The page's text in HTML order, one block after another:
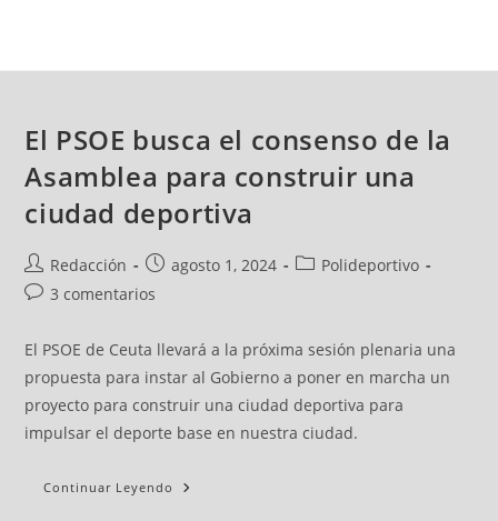
El PSOE busca el consenso de la
Asamblea para construir una
ciudad deportiva
Redacción agosto 1, 2024
Polideportivo
3 comentarios
El PSOE de Ceuta llevará a la próxima sesión plenaria una
propuesta para instar al Gobierno a poner en marcha un
proyecto para construir una ciudad deportiva para
impulsar el deporte base en nuestra ciudad.
Continuar Leyendo